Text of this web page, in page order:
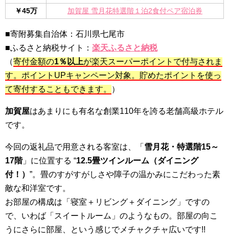
￥45万
加賀屋 雪月花特選階１泊2食付ペア宿泊券
■寄附募集自治体：石川県七尾市
■ふるさと納税サイト： 楽天ふるさと納税
（寄付金額の1％以上が楽天スーパーポイントで付与されま
す。ポイントUPキャンペーン対象。貯めたポイントを使っ
て寄付することもできます。
）
加賀屋はあまりにも有名な創業110年を誇る老舗高級ホテル
です。
今回の返礼品で用意される客室は、「 雪月花・特選階15～
17階」に位置する “12.5畳ツインルーム（ダイニング
付！ ） ”。畳のすがすがしさや障子の温かみにこだわった素
敵な和洋室です。
お部屋の構成は「寝室＋リビング＋ダイニング」ですの
で、いわば「スイートルーム」のようなもの。部屋の向こ
うにさらに部屋、という感じでメチャクチャ広いです!!